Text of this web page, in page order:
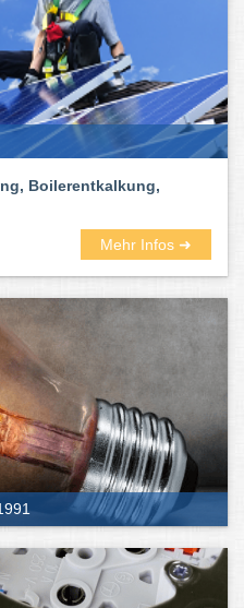
Boilerentkalkung,
Mehr Infos ➜